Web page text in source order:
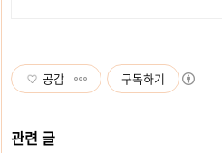
공감 구독하기